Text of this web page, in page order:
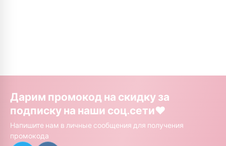
Дарим промокод на скидку за
подписку на наши соц.сети❤️
Напишите нам в личные сообщения для получения
промокода